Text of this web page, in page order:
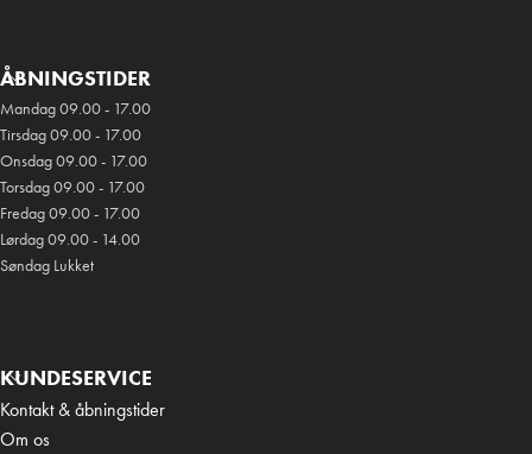
ÅBNINGSTIDER
Mandag 09.00 - 17.00
Tirsdag 09.00 - 17.00
Onsdag 09.00 - 17.00
Torsdag 09.00 - 17.00
Fredag 09.00 - 17.00
Lørdag 09.00 - 14.00
Søndag Lukket
KUNDESERVICE
Kontakt & åbningstider
Om os